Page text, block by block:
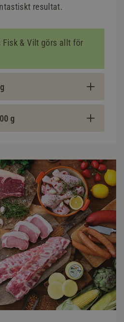
resultat.
Fisk & Vilt görs allt för
g